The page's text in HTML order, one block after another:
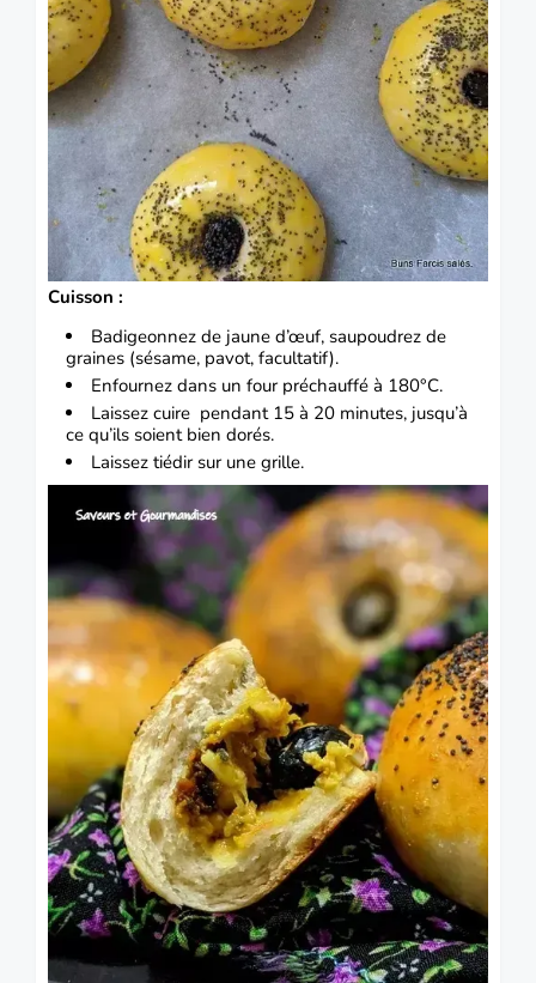
Cuisson :
Badigeonnez de jaune d’œuf, saupoudrez de
graines (sésame, pavot, facultatif).
Enfournez dans un four préchauffé à 180°C.
Laissez cuire pendant 15 à 20 minutes, jusqu’à
ce qu’ils soient bien dorés.
Laissez tiédir sur une grille.